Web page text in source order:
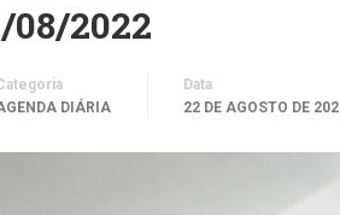
08/2022
DIÁRIA
Data
22 DE AGOSTO DE